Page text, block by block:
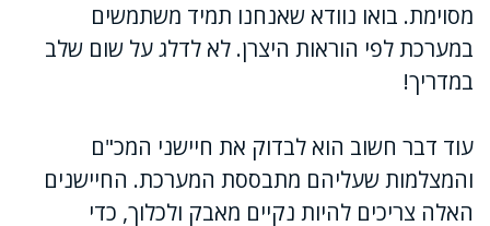
מסוימת. בואו נוודא שאנחנו תמיד משתמשים
במערכת לפי הוראות היצרן. לא לדלג על שום שלב
במדריך!
עוד דבר חשוב הוא לבדוק את חיישני המכ"ם
והמצלמות שעליהם מתבססת המערכת. החיישנים
האלה צריכים להיות נקיים מאבק ולכלוך, כדי